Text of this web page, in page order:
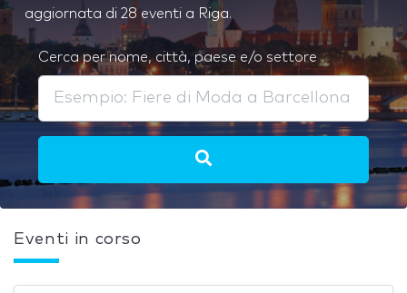
aggiornata di 28 eventi a Riga.
Cerca per nome, città, paese e/o settore
Eventi in corso